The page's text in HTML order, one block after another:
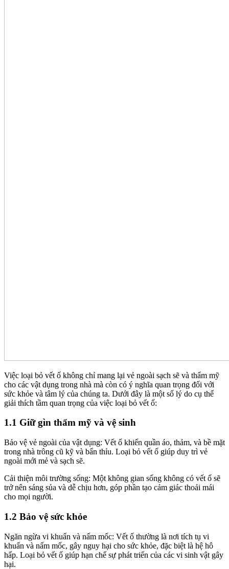
Việc loại bỏ vết ố không chỉ mang lại vẻ ngoài sạch sẽ và thẩm mỹ
cho các vật dụng trong nhà mà còn có ý nghĩa quan trọng đối với
sức khỏe và tâm lý của chúng ta. Dưới đây là một số lý do cụ thể
giải thích tầm quan trọng của việc loại bỏ vết ố:
1.1 Giữ gìn thẩm mỹ và vệ sinh
Bảo vệ vẻ ngoài của vật dụng: Vết ố khiến quần áo, thảm, và bề mặt
trong nhà trông cũ kỹ và bẩn thỉu. Loại bỏ vết ố giúp duy trì vẻ
ngoài mới mẻ và sạch sẽ.
Cải thiện môi trường sống: Một không gian sống không có vết ố sẽ
trở nên sáng sủa và dễ chịu hơn, góp phần tạo cảm giác thoải mái
cho mọi người.
1.2 Bảo vệ sức khỏe
Ngăn ngừa vi khuẩn và nấm mốc: Vết ố thường là nơi tích tụ vi
khuẩn và nấm mốc, gây nguy hại cho sức khỏe, đặc biệt là hệ hô
hấp. Loại bỏ vết ố giúp hạn chế sự phát triển của các vi sinh vật gây
hại.